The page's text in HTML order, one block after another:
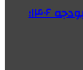
تسویه بدهی‌های صنعت دارو در بودجه ۱۴۰۶؛